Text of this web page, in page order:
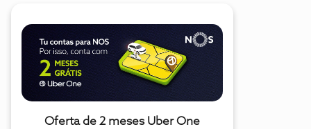
Oferta de 2 meses Uber One